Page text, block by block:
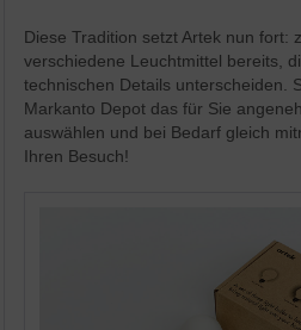
Diese Tradition setzt Artek nun fort:
verschiedene Leuchtmittel bereits,
technischen Details unterscheiden.
Markanto Depot das für Sie
auswählen und bei Bedarf gleich
Ihren Besuch!